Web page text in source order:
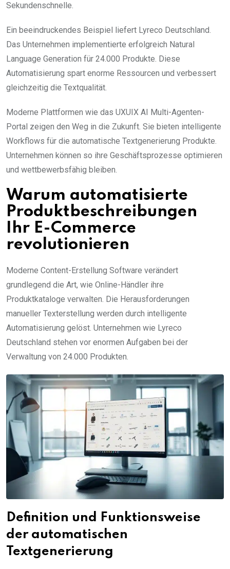
Sekundenschnelle.
Ein beeindruckendes Beispiel liefert Lyreco Deutschland.
Das Unternehmen implementierte erfolgreich Natural
Language Generation für 24.000 Produkte. Diese
Automatisierung spart enorme Ressourcen und verbessert
gleichzeitig die Textqualität.
Moderne Plattformen wie das UXUIX AI Multi-Agenten-
Portal zeigen den Weg in die Zukunft. Sie bieten intelligente
Workflows für die automatische Textgenerierung Produkte.
Unternehmen können so ihre Geschäftsprozesse optimieren
und wettbewerbsfähig bleiben.
Warum automatisierte
Produktbeschreibungen
Ihr E-Commerce
revolutionieren
Moderne Content-Erstellung Software verändert
grundlegend die Art, wie Online-Händler ihre
Produktkataloge verwalten. Die Herausforderungen
manueller Texterstellung werden durch intelligente
Automatisierung gelöst. Unternehmen wie Lyreco
Deutschland stehen vor enormen Aufgaben bei der
Verwaltung von 24.000 Produkten.
Definition und Funktionsweise
der automatischen
Textgenerierung